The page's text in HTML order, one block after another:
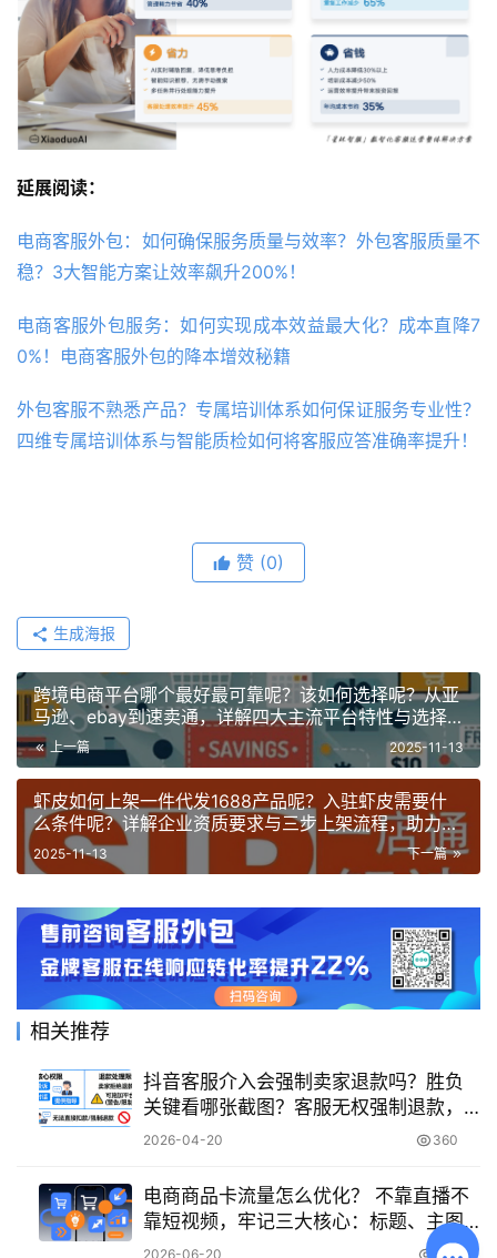
延展阅读：
电商客服外包：如何确保服务质量与效率？外包客服质量不
稳？3大智能方案让效率飙升200%！
电商客服外包服务：如何实现成本效益最大化？成本直降7
0%！电商客服外包的降本增效秘籍
外包客服不熟悉产品？专属培训体系如何保证服务专业性？
四维专属培训体系与智能质检如何将客服应答准确率提升！
赞 (0)
生成海报
跨境电商平台哪个最好最可靠呢？该如何选择呢？从亚
马逊、ebay到速卖通，详解四大主流平台特性与选择
指南！
上一篇 2025-11-13
虾皮如何上架一件代发1688产品呢？入驻虾皮需要什
么条件呢？详解企业资质要求与三步上架流程，助力卖
家快速启动跨境业务！
下一篇
2025-11-13
相关推荐
抖音客服介入会强制卖家退款吗？胜负
关键看哪张截图？客服无权强制退款，
订单详情+聊天记录截图决定胜负，附证
2026-04-20 360
电商商品卡流量怎么优化？ 不靠直播不
靠短视频，牢记三大核心：标题、主图
与详情页
2026-06-20 146